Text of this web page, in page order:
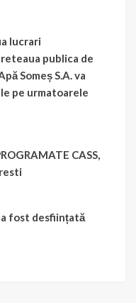
lucrari
publica de
Someș S.A. va
pe urmatoarele
CASS,
fost desființată